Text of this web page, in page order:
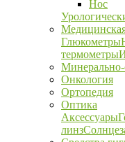
Нос
Глюкометры
термометры
Минерально-
Онкология
Ортопедия
Оптика
Аксессуары
линз